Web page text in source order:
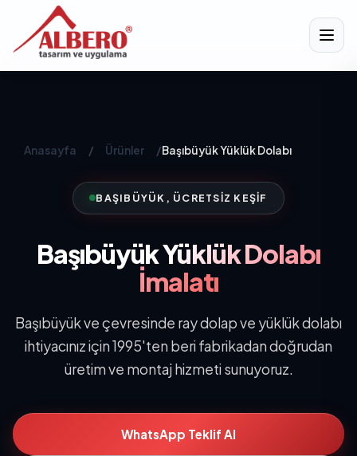
Anasayfa / Ürünler /Başıbüyük Yüklük Dolabı
BAŞIBÜYÜK, ÜCRETSIZ KEŞIF
BaşıbüyükYüklük Dolabı
İmalatı
Başıbüyük ve çevresinde ray dolap ve yüklük dolabı
ihtiyacınız için 1995'ten beri fabrikadan doğrudan
üretim ve montaj hizmeti sunuyoruz.
WhatsApp Teklif Al